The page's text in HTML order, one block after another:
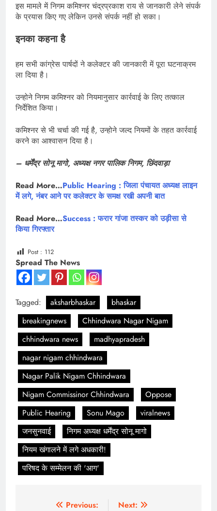
इस मामले में निगम कमिश्नर चंद्रप्रकाश राय से जानकारी लेने संपर्क
के प्रयास किए गए लेकिन उनसे संपर्क नहीं हो सका।
इनका कहना है
हम सभी कांग्रेस पार्षदों ने कलेक्टर की जानकारी में पूरा घटनाक्रम
ला दिया है।
उन्होने निगम कमिश्नर को नियमानुसार कार्रवाई के लिए तत्काल
निर्देशित किया।
कमिश्नर से भी चर्चा की गई है, उन्होने जल्द नियमों के तहत कार्रवाई
करने का आश्वासन दिया है।
– धर्मेंद्र सोनू मागो, अध्यक्ष नगर पालिक निगम, छिंदवाड़ा
Read More…Public Hearing : जिला पंचायत अध्यक्ष लाइन
में लगे, नंबर आने पर कलेक्टर के समक्ष रखी अपनी बात
Read More…Success : फरार गांजा तस्कर को उड़ीसा से
किया गिरफ्तार
Post : 112
Spread The News
Tagged: aksharbhaskar
bhaskar
breakingnews
Chhindwara Nagar Nigam
chhindwara news
madhyapradesh
nagar nigam chhindwara
Nagar Palik Nigam Chhindwara
Nigam Commissinor Chhindwara
Oppose
Public Hearing
Sonu Mago
viralnews
जनसुनवाई
निगम अध्यक्ष धर्मेंद्र सोनू मागो
नियम खंगालने में लगे अधकारी!
परिषद के सम्मेलन की 'आग'
Previous:
Next: